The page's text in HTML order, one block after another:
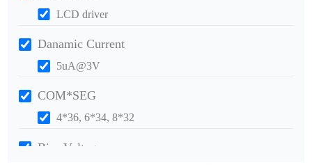
LCD driver
Danamic Current
5uA@3V
COM*SEG
4*36, 6*34, 8*32
Bias Voltage